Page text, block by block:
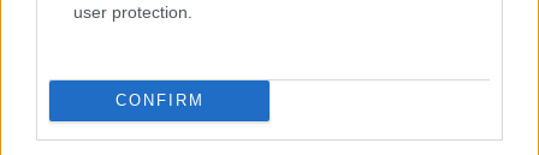
user protection.
CONFIRM
Finland
INGEBORG SCHEVE 18.02.2023